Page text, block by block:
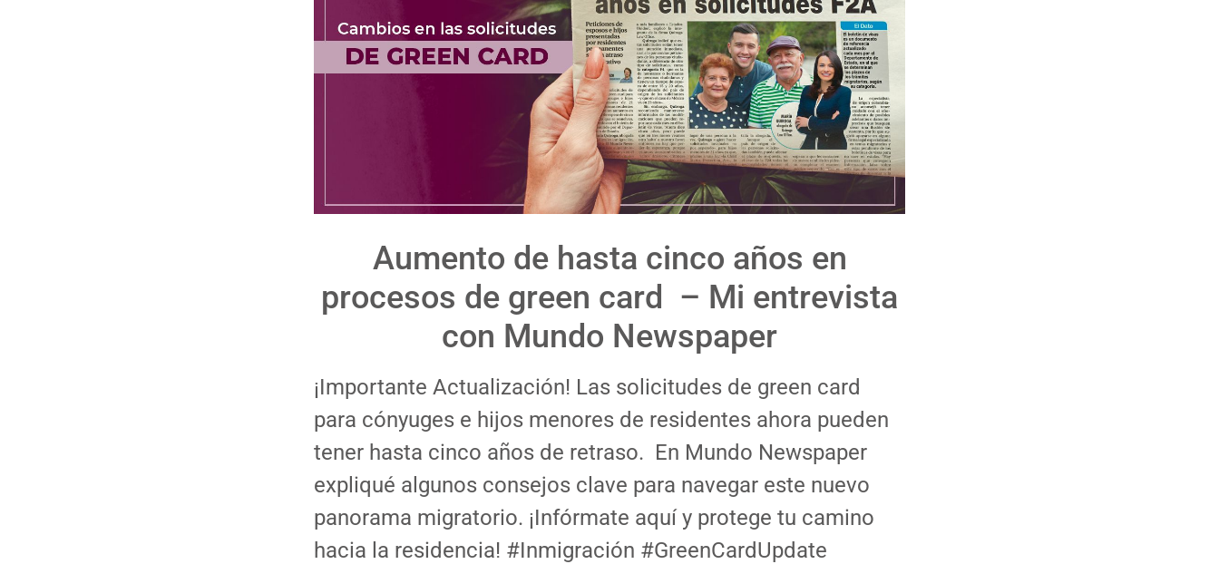
Aumento de hasta cinco años en
procesos de green card – Mi entrevista
con Mundo Newspaper
¡Importante Actualización! Las solicitudes de green card
para cónyuges e hijos menores de residentes ahora pueden
tener hasta cinco años de retraso. En Mundo Newspaper
expliqué algunos consejos clave para navegar este nuevo
panorama migratorio. ¡Infórmate aquí y protege tu camino
hacia la residencia! #Inmigración #GreenCardUpdate